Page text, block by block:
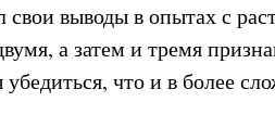
свои выводы в опытах с
а затем и тремя
что и в более